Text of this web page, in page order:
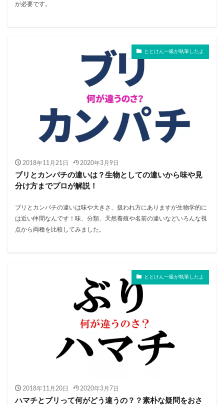
が必要です。
ととけん一級が執筆したよ
2018年11月21日 2020年3月9日
ブリとカンパチの違いは？生物としての違いから味や見
分け方までプロが解説！
ブリとカンパチの違いは味や大きさ、扱われ方にありますが生物学的に
は近い仲間なんです！味、分類、天然養殖や名前の違いなどいろんな視
点から両種を比較してみました。
ととけん一級が執筆したよ
2018年11月20日 2020年3月7日
ハマチとブリって何がどう違うの？？素朴な疑問をおさ